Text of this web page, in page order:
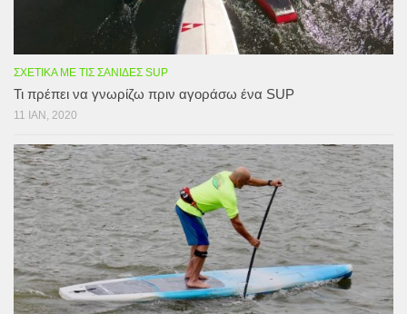
ΣΧΕΤΙΚΆ ΜΕ ΤΙΣ ΣΑΝΊΔΕΣ SUP
Τι πρέπει να γνωρίζω πριν αγοράσω ένα SUP
11 ΙΑΝ, 2020